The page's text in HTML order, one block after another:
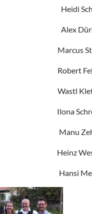
in Heidi
in Alex